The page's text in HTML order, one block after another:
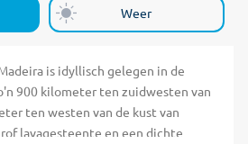
Weer
is idyllisch gelegen in de
900 kilometer ten zuidwesten van
ten westen van de kust van
lavagesteente en een dichte